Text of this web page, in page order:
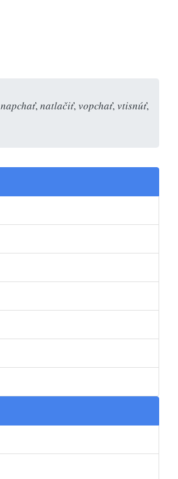
napchať, natlačiť, vopchať, vtisnúť,